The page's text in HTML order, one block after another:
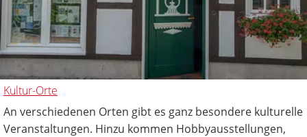
Kultur-Orte
An verschiedenen Orten gibt es ganz besondere kulturelle
Veranstaltungen. Hinzu kommen Hobbyausstellungen,